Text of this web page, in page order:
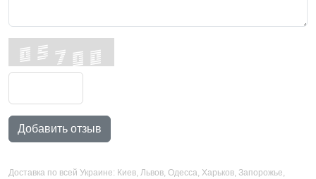
Добавить отзыв
Доставка по всей Украине: Киев, Львов, Одесса, Харьков, Запорожье,